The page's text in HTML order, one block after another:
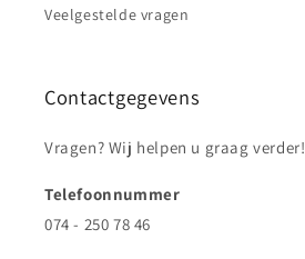
Veelgestelde vragen
Contactgegevens
Vragen? Wij helpen u graag verder!
Telefoonnummer
074 - 250 78 46